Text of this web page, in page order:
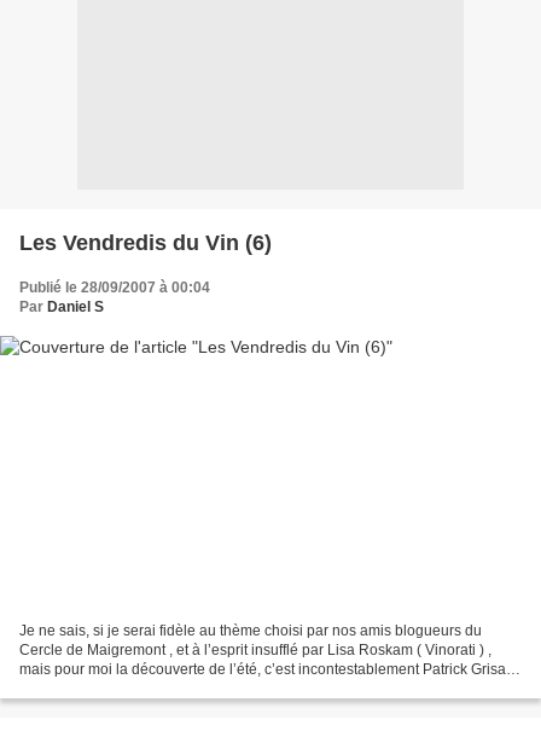
Les Vendredis du Vin (6)
Publié le 28/09/2007 à 00:04
Par Daniel S
Je ne sais, si je serai fidèle au thème choisi par nos amis blogueurs du
Cercle de Maigremont , et à l’esprit insufflé par Lisa Roskam ( Vinorati ) ,
mais pour moi la découverte de l’été, c’est incontestablement Patrick Grisard